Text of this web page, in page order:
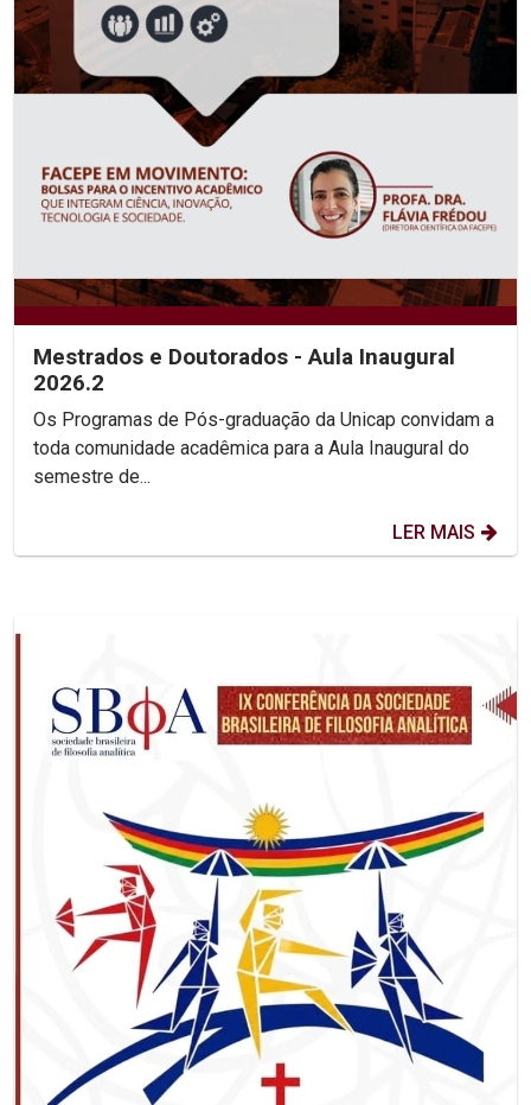
Mestrados e Doutorados - Aula Inaugural
2026.2
Os Programas de Pós-graduação da Unicap convidam a
toda comunidade acadêmica para a Aula Inaugural do
semestre de...
LER MAIS